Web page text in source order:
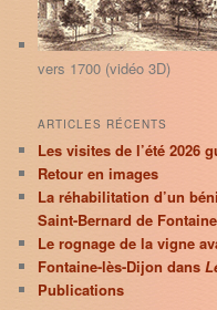
e
vers 1700 (vidéo 3D)
ARTICLES RÉCENTS
Les visites de l’été 2026
Retour en images
La réhabilitation d’un
Saint-Bernard de
Le rognage de la vigne
Fontaine-lès-Dijon dans
Publications